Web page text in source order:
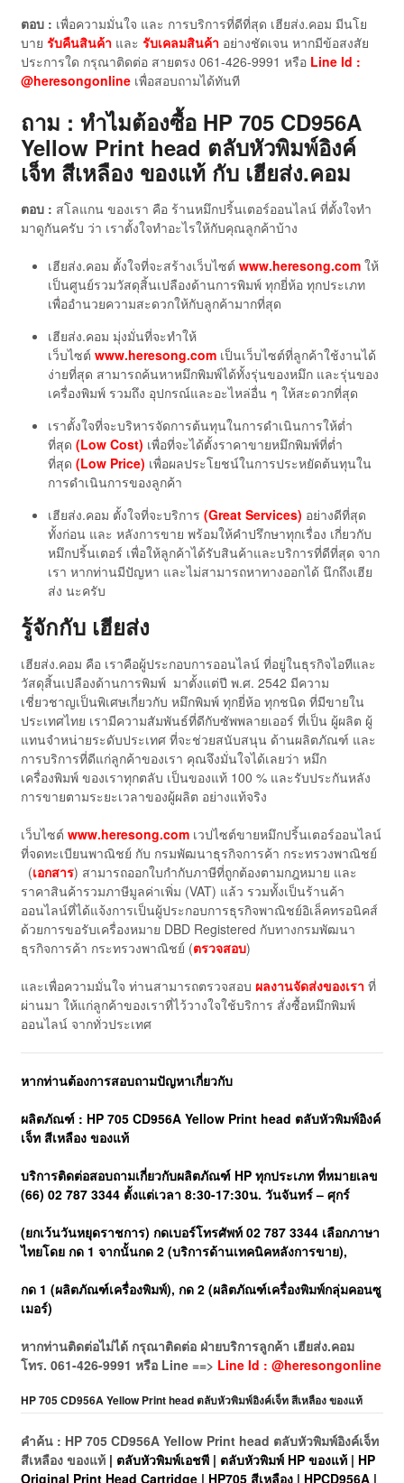
ตอบ : เพื่อความมั่นใจ และ การบริการที่ดีที่สุด เฮียส่ง.คอม มีนโย
บาย รับคืนสินค้า และ รับเคลมสินค้า อย่างชัดเจน หากมีข้อสงสัย
ประการใด กรุณาติดต่อ สายตรง 061-426-9991 หรือ Line Id :
@heresongonlineเพื่อสอบถามได้ทันที
ถาม : ทำไมต้องซื้อ HP 705 CD956A
Yellow Print head ตลับหัวพิมพ์อิงค์
เจ็ท สีเหลือง ของแท้ กับ เฮียส่ง.คอม
ตอบ : สโลแกน ของเรา คือ ร้านหมึกปริ้นเตอร์ออนไลน์ ที่ตั้งใจทำ
มาดูกันครับ ว่า เราตั้งใจทำอะไรให้กับคุณลูกค้าบ้าง
เฮียส่ง.คอม ตั้งใจที่จะสร้างเว็บไซต์ www.heresong.comให้
เป็นศูนย์รวมวัสดุสิ้นเปลืองด้านการพิมพ์ ทุกยี่ห้อ ทุกประเภท
เพื่ออำนวยความสะดวกให้กับลูกค้ามากที่สุด
เฮียส่ง.คอม มุ่งมั่นที่จะทำให้
เว็บไซต์ www.heresong.comเป็นเว็บไซต์ที่ลูกค้าใช้งานได้
ง่ายที่สุด สามารถค้นหาหมึกพิมพ์ได้ทั้งรุ่นของหมึก และรุ่นของ
เครื่องพิมพ์ รวมถึง อุปกรณ์และอะไหล่อื่น ๆ ให้สะดวกที่สุด
เราตั้งใจที่จะบริหารจัดการต้นทุนในการดำเนินการให้ต่ำ
ที่สุด (Low Cost) เพื่อที่จะได้ตั้งราคาขายหมึกพิมพ์ที่ต่ำ
ที่สุด (Low Price) เพื่อผลประโยชน์ในการประหยัดต้นทุนใน
การดำเนินการของลูกค้า
เฮียส่ง.คอม ตั้งใจที่จะบริการ (Great Services) อย่างดีที่สุด
ทั้งก่อน และ หลังการขาย พร้อมให้คำปรึกษาทุกเรื่อง เกี่ยวกับ
หมึกปริ้นเตอร์ เพื่อให้ลูกค้าได้รับสินค้าและบริการที่ดีที่สุด จาก
เรา หากท่านมีปัญหา และไม่สามารถหาทางออกได้ นึกถึงเฮีย
ส่ง นะครับ
รู้จักกับ เฮียส่ง
เฮียส่ง.คอม คือ เราคือผู้ประกอบการออนไลน์ ที่อยู่ในธุรกิจไอทีและ
วัสดุสิ้นเปลืองด้านการพิมพ์ มาตั้งแต่ปี พ.ศ. 2542 มีความ
เชี่ยวชาญเป็นพิเศษเกี่ยวกับ หมึกพิมพ์ ทุกยี่ห้อ ทุกชนิด ที่มีขายใน
ประเทศไทย เรามีความสัมพันธ์ที่ดีกับซัพพลายเออร์ ที่เป็น ผู้ผลิต ผู้
แทนจำหน่ายระดับประเทศ ที่จะช่วยสนับสนุน ด้านผลิตภัณฑ์ และ
การบริการที่ดีแก่ลูกค้าของเรา คุณจึงมั่นใจได้เลยว่า หมึก
เครื่องพิมพ์ ของเราทุกตลับ เป็นของแท้ 100 % และรับประกันหลัง
การขายตามระยะเวลาของผู้ผลิต อย่างแท้จริง
เว็บไซต์ www.heresong.comเวปไซต์ขายหมึกปริ้นเตอร์ออนไลน์
ที่จดทะเบียนพาณิชย์ กับ กรมพัฒนาธุรกิจการค้า กระทรวงพาณิชย์
(เอกสาร) สามารถออกใบกำกับภาษีที่ถูกต้องตามกฎหมาย และ
ราคาสินค้ารวมภาษีมูลค่าเพิ่ม (VAT) แล้ว รวมทั้งเป็นร้านค้า
ออนไลน์ที่ได้แจ้งการเป็นผู้ประกอบการธุรกิจพาณิชย์อิเล็คทรอนิคส์
ด้วยการขอรับเครื่องหมาย DBD Registered กับทางกรมพัฒนา
ธุรกิจการค้า กระทรวงพาณิชย์ (ตรวจสอบ)
และเพื่อความมั่นใจ ท่านสามารถตรวจสอบ ผลงานจัดส่งของเรา ที่
ผ่านมา ให้แก่ลูกค้าของเราที่ไว้วางใจใช้บริการ สั่งซื้อหมึกพิมพ์
ออนไลน์ จากทั่วประเทศ
หากท่านต้องการสอบถามปัญหาเกี่ยวกับ
ผลิตภัณฑ์ : HP 705 CD956A Yellow Print head ตลับหัวพิมพ์อิงค์
เจ็ท สีเหลือง ของแท้
บริการติดต่อสอบถามเกี่ยวกับผลิตภัณฑ์ HP ทุกประเภท ที่หมายเลข
(66) 02 787 3344 ตั้งแต่เวลา 8:30-17:30น. วันจันทร์ – ศุกร์
(ยกเว้นวันหยุดราชการ) กดเบอร์โทรศัพท์ 02 787 3344 เลือกภาษา
ไทยโดย กด 1 จากนั้นกด 2 (บริการด้านเทคนิคหลังการขาย),
กด 1 (ผลิตภัณฑ์เครื่องพิมพ์), กด 2 (ผลิตภัณฑ์เครื่องพิมพ์กลุ่มคอนซู
เมอร์)
หากท่านติดต่อไม่ได้ กรุณาติดต่อ ฝ่ายบริการลูกค้า เฮียส่ง.คอม
โทร. 061-426-9991 หรือ Line ==> Line Id : @heresongonline
HP 705 CD956A Yellow Print head ตลับหัวพิมพ์อิงค์เจ็ท สีเหลือง ของแท้
คำค้น : HP 705 CD956A Yellow Print head ตลับหัวพิมพ์อิงค์เจ็ท
สีเหลือง ของแท้ | ตลับหัวพิมพ์เอชพี | ตลับหัวพิมพ์ HP ของแท้ | HP
Original Print Head Cartridge | HP705 สีเหลือง | HPCD956A |